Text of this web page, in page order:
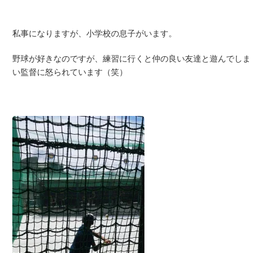
私事になりますが、小学校の息子がいます。
野球が好きなのですが、練習に行くと仲の良い友達と遊んでしま
い監督に怒られています（笑）